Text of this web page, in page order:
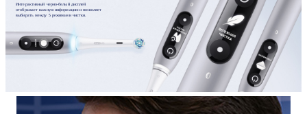
Интерактивный черно-белый дисплей
отображает важную информацию и позволяет
выбирать между 5 режимами чистки.